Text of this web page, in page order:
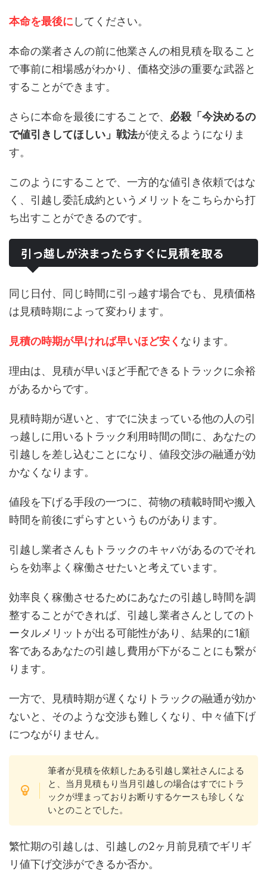
本命を最後に してください。
本命の業者さんの前に他業さんの相見積を取ること
で事前に相場感がわかり、価格交渉の重要な武器と
することができます。
さらに本命を最後にすることで、 必殺「今決めるの
で値引きしてほしい」戦法が使えるようになりま
す。
このようにすることで、一方的な値引き依頼ではな
く、引越し委託成約というメリットをこちらから打
ち出すことができるのです。
引っ越しが決まったらすぐに見積を取る
同じ日付、同じ時間に引っ越す場合でも、見積価格
は見積時期によって変わります。
見積の時期が早ければ早いほど安く なります。
理由は、見積が早いほど手配できるトラックに余裕
があるからです。
見積時期が遅いと、すでに決まっている他の人の引
っ越しに用いるトラック利用時間の間に、あなたの
引越しを差し込むことになり、値段交渉の融通が効
かなくなります。
値段を下げる手段の一つに、荷物の積載時間や搬入
時間を前後にずらすというものがあります。
引越し業者さんもトラックのキャバがあるのでそれ
らを効率よく稼働させたいと考えています。
効率良く稼働させるためにあなたの引越し時間を調
整することができれば、引越し業者さんとしてのト
ータルメリットが出る可能性があり、結果的に1顧
客であるあなたの引越し費用が下がることにも繋が
ります。
一方で、見積時期が遅くなりトラックの融通が効か
ないと、そのような交渉も難しくなり、中々値下げ
につながりません。
筆者が見積を依頼したある引越し業社さんによる
と、当月見積もり当月引越しの場合はすでにトラ
ックが埋まっておりお断りするケースも珍しくな
いとのことでした。
繁忙期の引越しは、引越しの2ヶ月前見積でギリギ
リ値下げ交渉ができるか否か。